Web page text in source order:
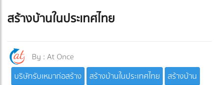
สร้างบ้านในประเทศไทย
By :At Once
บริษัทรับเหมาก่อสร้าง
สร้างบ้านในประเทศไทย
สร้างบ้าน